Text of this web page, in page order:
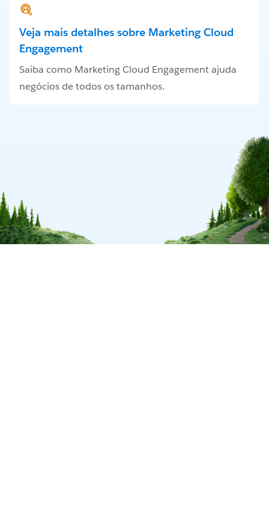
Veja mais detalhes sobre Marketing Cloud
Engagement
Saiba como Marketing Cloud Engagement ajuda
negócios de todos os tamanhos.